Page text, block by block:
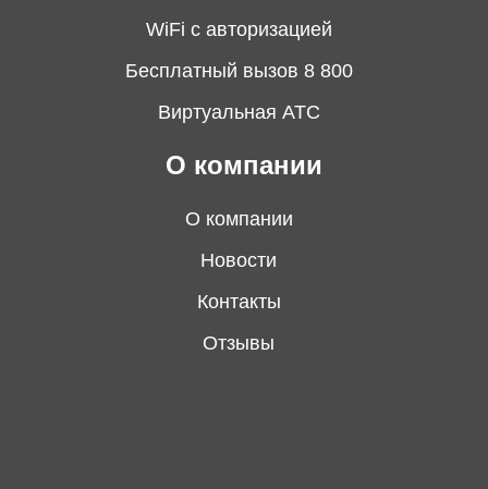
WiFi с авторизацией
Бесплатный вызов 8 800
Виртуальная АТС
О компании
О компании
Новости
Контакты
Отзывы